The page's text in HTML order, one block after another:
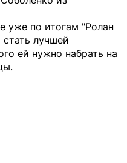
уже по итогам "Ролан
лучшей
ей нужно набрать на